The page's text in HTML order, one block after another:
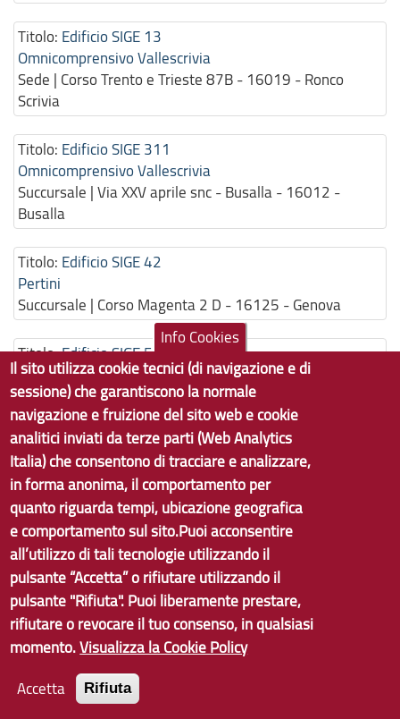
Titolo: Edificio SIGE 13
Omnicomprensivo Vallescrivia
Sede | Corso Trento e Trieste 87B - 16019 - Ronco
Scrivia
Titolo: Edificio SIGE 311
Omnicomprensivo Vallescrivia
Succursale | Via XXV aprile snc - Busalla - 16012 -
Busalla
Titolo: Edificio SIGE 42
Pertini
Succursale | Corso Magenta 2 D - 16125 - Genova
Titolo:Edificio SIGE 58
Pertini
Succursale | Via Casotti 11A - 16167 - Genova
Titolo: Edificio SIGE 66
Pertini
Sede | Via C. Battisti 5 - 16145 - Genova
Titolo:Edificio SIGE 73
Pertini
Succursale | Largo Cattanei, 3 - 16147 - Genova
Titolo:Edificio SIGE 56
Polo
Sezione staccata | Via San Rocco 1 - 16032 - Camogli
Info Cookies
Il sito utilizza cookie tecnici (di navigazione e di
sessione) che garantiscono la normale
navigazione e fruizione del sito web e cookie
analitici inviati da terze parti (Web Analytics
Italia) che consentono di tracciare e analizzare,
in forma anonima, il comportamento per
quanto riguarda tempi, ubicazione geografica
e comportamento sul sito.Puoi acconsentire
all’utilizzo di tali tecnologie utilizzando il
pulsante “Accetta” o rifiutare utilizzando il
pulsante "Rifiuta". Puoi liberamente prestare,
rifiutare o revocare il tuo consenso, in qualsiasi
momento.Visualizza la Cookie Policy
Accetta
Rifiuta